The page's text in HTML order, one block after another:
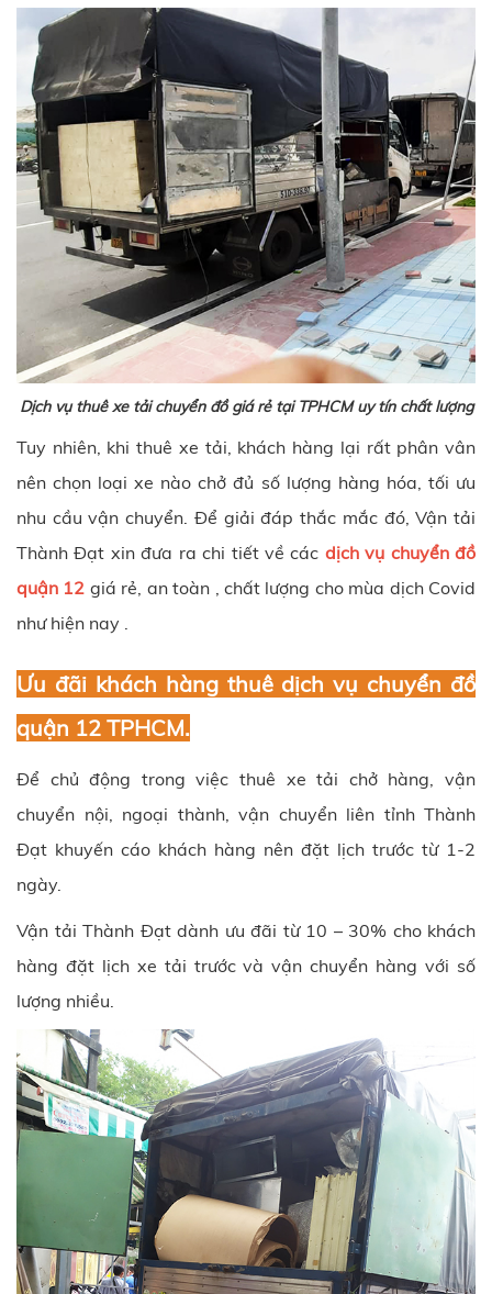
Dịch vụ thuê xe tải chuyển đồ giá rẻ tại TPHCM uy tín chất lượng
Tuy nhiên, khi thuê xe tải, khách hàng lại rất phân vân
nên chọn loại xe nào chở đủ số lượng hàng hóa, tối ưu
nhu cầu vận chuyển. Để giải đáp thắc mắc đó, Vận tải
Thành Đạt xin đưa ra chi tiết về các dịch vụ chuyển đồ
quận 12 giá rẻ, an toàn , chất lượng cho mùa dịch Covid
như hiện nay .
Ưu đãi khách hàng thuê dịch vụ chuyển đồ
quận 12 TPHCM.
Để chủ động trong việc thuê xe tải chở hàng, vận
chuyển nội, ngoại thành, vận chuyển liên tỉnh Thành
Đạt khuyến cáo khách hàng nên đặt lịch trước từ 1-2
ngày.
Vận tải Thành Đạtdành ưu đãi từ 10 – 30% cho khách
hàng đặt lịch xe tải trước và vận chuyển hàng với số
lượng nhiều.